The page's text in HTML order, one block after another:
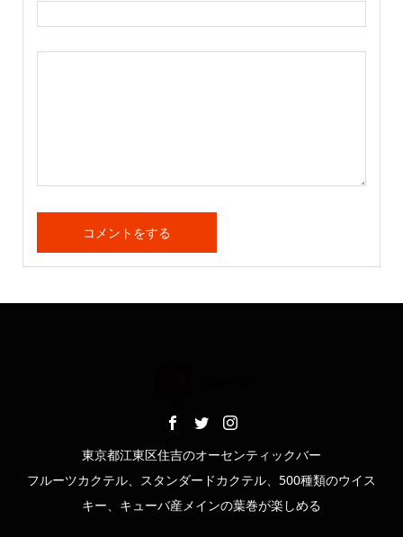
東京都江東区住吉のオーセンティックバー
フルーツカクテル、スタンダードカクテル、500種類のウイス
キー、キューバ産メインの葉巻が楽しめる